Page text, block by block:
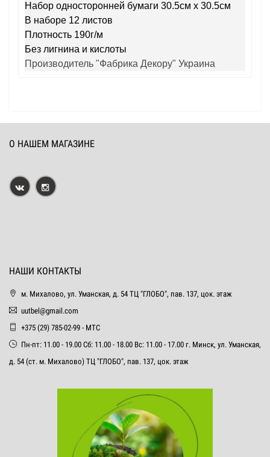
Набор односторонней бумаги 30.5см х 30.5см
В наборе 12 листов
Плотность 190г/м
Без лигнина и кислоты
Производитель "Фабрика Декору" Украина
О НАШЕМ МАГАЗИНЕ
НАШИ КОНТАКТЫ
м. Михалово, ул. Уманская, д. 54 ТЦ "ГЛОБО", пав. 137, цок. этаж
uutbel@gmail.com
+375 (29) 785-02-99 - МТС
Пн-пт: 11.00 - 19.00 Сб: 11.00 - 18.00 Вс: 11.00 - 17.00 г. Минск, ул. Уманская,
д. 54 (ст. м. Михалово) ТЦ "ГЛОБО", пав. 137, цок. этаж